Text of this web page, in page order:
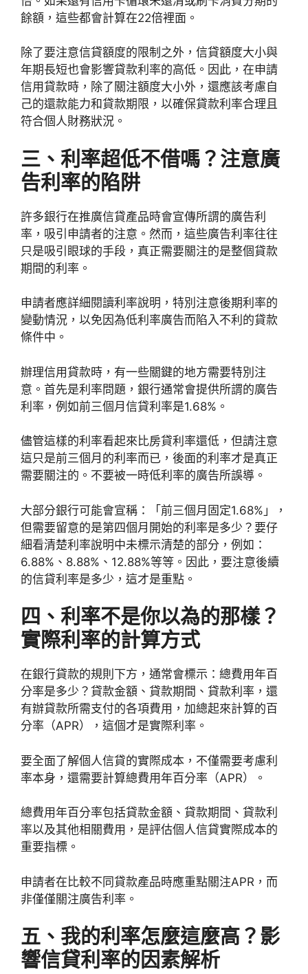
餘額，這些都會計算在22倍裡面。
除了要注意信貸額度的限制之外，信貸額度大小與
年期長短也會影響貸款利率的高低。因此，在申請
信用貸款時，除了關注額度大小外，還應該考慮自
己的還款能力和貸款期限，以確保貸款利率合理且
符合個人財務狀況。
三、利率超低不借嗎？注意廣
告利率的陷阱
許多銀行在推廣信貸產品時會宣傳所謂的廣告利
率，吸引申請者的注意。然而，這些廣告利率往往
只是吸引眼球的手段，真正需要關注的是整個貸款
期間的利率。
申請者應詳細閱讀利率說明，特別注意後期利率的
變動情況，以免因為低利率廣告而陷入不利的貸款
條件中。
辦理信用貸款時，有一些關鍵的地方需要特別注
意。首先是利率問題，銀行通常會提供所謂的廣告
利率，例如前三個月信貸利率是1.68%。
儘管這樣的利率看起來比房貸利率還低，但請注意
這只是前三個月的利率而已，後面的利率才是真正
需要關注的。不要被一時低利率的廣告所誤導。
大部分銀行可能會宣稱：「前三個月固定1.68%」，
但需要留意的是第四個月開始的利率是多少？要仔
細看清楚利率說明中未標示清楚的部分，例如：
6.88%、8.88%、12.88%等等。因此，要注意後續
的信貸利率是多少，這才是重點。
四、利率不是你以為的那樣？
實際利率的計算方式
在銀行貸款的規則下方，通常會標示：總費用年百
分率是多少？貸款金額、貸款期間、貸款利率，還
有辦貸款所需支付的各項費用，加總起來計算的百
分率（APR），這個才是實際利率。
要全面了解個人信貸的實際成本，不僅需要考慮利
率本身，還需要計算總費用年百分率（APR）。
總費用年百分率包括貸款金額、貸款期間、貸款利
率以及其他相關費用，是評估個人信貸實際成本的
重要指標。
申請者在比較不同貸款產品時應重點關注APR，而
非僅僅關注廣告利率。
五、我的利率怎麼這麼高？影
響信貸利率的因素解析